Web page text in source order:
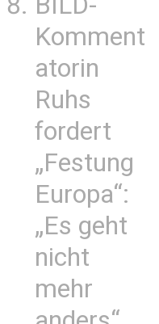
Komment
atorin
Ruhs
fordert
„Festung
Europa“:
„Es geht
nicht
mehr